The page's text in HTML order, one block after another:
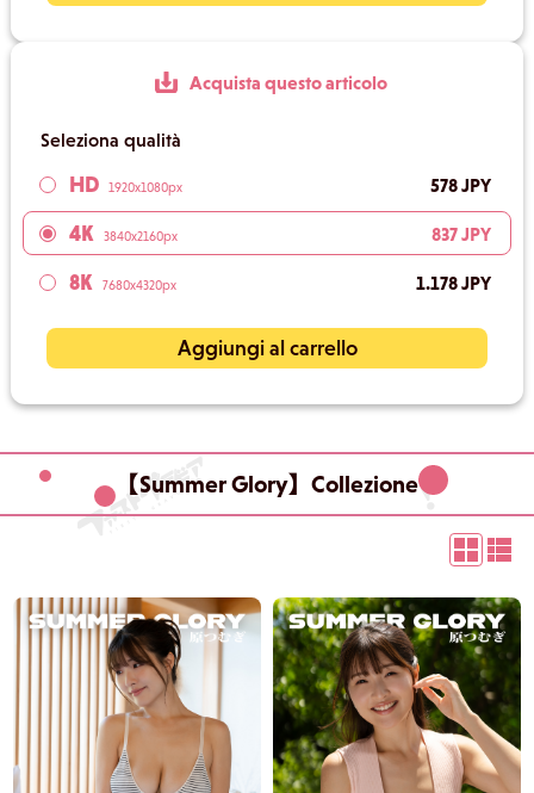
Acquista questo articolo
Seleziona qualità
HD 1920x1080px 578 JPY
4K 3840x2160px 837 JPY
8K 7680x4320px 1.178 JPY
Aggiungi al carrello
【Summer Glory】Collezione